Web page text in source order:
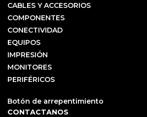
CABLES Y ACCESORIOS
COMPONENTES
CONECTIVIDAD
EQUIPOS
IMPRESIÓN
MONITORES
PERIFÉRICOS
Botón de arrepentimiento
CONTACTANOS